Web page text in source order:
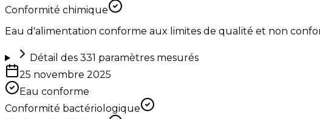
Conformité chimique
Eau d'alimentation conforme aux limites de qualité et non
Détail des 331 paramètres mesurés
25 novembre 2025
Eau conforme
Conformité bactériologique